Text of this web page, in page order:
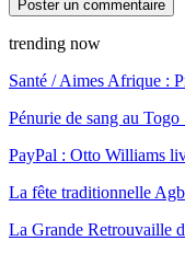
trending now
Santé / Aimes Afrique :
Pénurie de sang au
PayPal : Otto Williams
La fête traditionnelle
La Grande Retrouvaille